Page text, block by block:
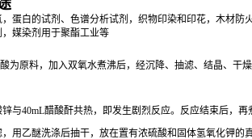
蛋白的试剂、色谱分析试剂， 织物印染和印花，木材防
媒染剂用于聚酯工业等
为原料，加入双氧水煮沸后，经沉降、抽滤、结晶、干
锌与40mL醋酸酐共热，即发生剧烈反应。反应结束后，再
用乙醚洗涤后抽干，放在置有浓硫酸和固体氢氧化钾的